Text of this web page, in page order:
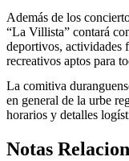
Además de los
“La Villista” contará
deportivos, actividades
recreativos aptos para
La comitiva
en general de la urbe
horarios y detalles
Notas